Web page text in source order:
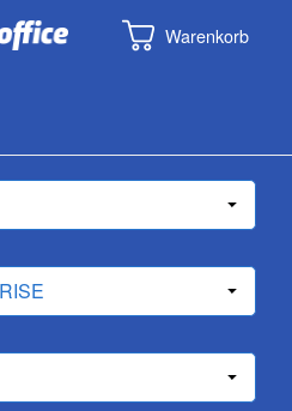
Warenkorb